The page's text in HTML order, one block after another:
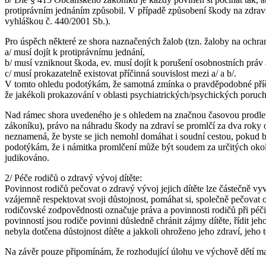
protiprávním jednáním způsobil. V případě způsobení škody na
vyhláškou č. 440/2001 Sb.).
Pro úspěch některé ze shora naznačených žalob (tzn. žaloby na
a/ musí dojít k protiprávnímu jednání,
b/ musí vzniknout škoda, ev. musí dojít k porušení osobnostních práv
c/ musí prokazatelně existovat příčinná souvislost mezi a/ a b/.
V tomto ohledu podotýkám, že samotná zmínka o pravděpodobné
že jakékoli prokazování v oblasti psychiatrických/psychických
Nad rámec shora uvedeného je s ohledem na značnou časovou
zákoníku), právo na náhradu škody na zdraví se promlčí za dva
neznamená, že byste se jich nemohl domáhat i soudní cestou,
podotýkám, že i námitka promlčení může být soudem za určitých
judikováno.
2/ Péče rodičů o zdravý vývoj dítěte:
Povinnost rodičů pečovat o zdravý vývoj jejich dítěte lze částečně
vzájemně respektovat svoji důstojnost, pomáhat si, společně
rodičovské zodpovědnosti označuje práva a povinnosti rodičů při
povinností jsou rodiče povinni důsledně chránit zájmy dítěte, řídit
nebyla dotčena důstojnost dítěte a jakkoli ohroženo jeho zdraví,
Na závěr pouze připomínám, že rozhodující úlohu ve výchově dětí